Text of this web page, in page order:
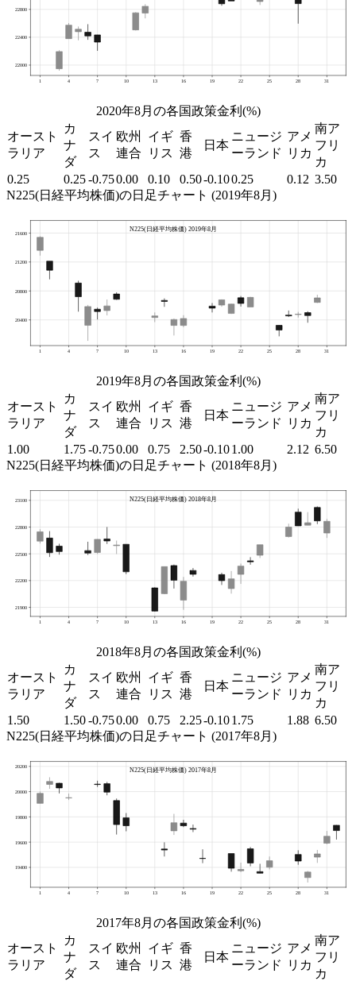
2020年8月の各国政策金利(%)
オースト
ラリア
カ
ナ
ダ
スイ
ス
欧州
連合
イギ
リス
香
港
日本
ニュージ
ーランド
アメ
リカ
南ア
フリ
カ
0.25
0.25-0.750.00 0.10 0.50-0.100.25 0.12 3.50
N225(日経平均株価)の日足チャート (2019年8月)
2019年8月の各国政策金利(%)
オースト
ラリア
カ
ナ
ダ
スイ
ス
欧州
連合
イギ
リス
香
港
日本
ニュージ
ーランド
アメ
リカ
南ア
フリ
カ
1.00
1.75-0.750.00 0.75 2.50-0.101.00 2.12 6.50
N225(日経平均株価)の日足チャート (2018年8月)
2018年8月の各国政策金利(%)
オースト
ラリア
カ
ナ
ダ
スイ
ス
欧州
連合
イギ
リス
香
港
日本
ニュージ
ーランド
アメ
リカ
南ア
フリ
カ
1.50
1.50-0.750.00 0.75 2.25-0.101.75 1.88 6.50
N225(日経平均株価)の日足チャート (2017年8月)
2017年8月の各国政策金利(%)
オースト
ラリア
カ
ナ
ダ
スイ
ス
欧州
連合
イギ
リス
香
港
日本
ニュージ
ーランド
アメ
リカ
南ア
フリ
カ